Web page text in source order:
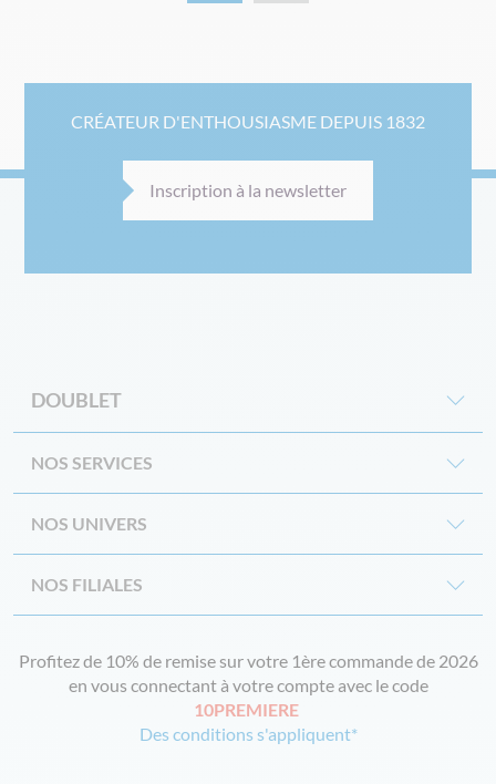
CRÉATEUR D'ENTHOUSIASME DEPUIS 1832
Inscription à la newsletter
DOUBLET
NOS SERVICES
NOS UNIVERS
NOS FILIALES
Profitez de 10% de remise sur votre 1ère commande de 2026
en vous connectant à votre compte avec le code
10PREMIERE
Des conditions s'appliquent*